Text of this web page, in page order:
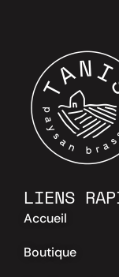
LIENS
Accueil
Boutique